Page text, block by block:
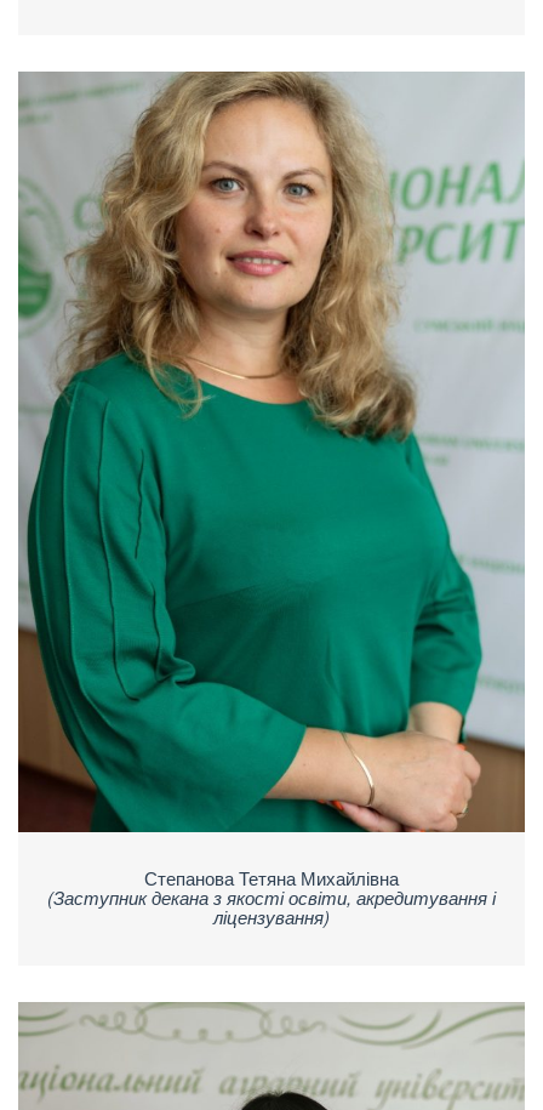
Степанова Тетяна Михайлівна
(Заступник декана з якості освіти, акредитування і
ліцензування)